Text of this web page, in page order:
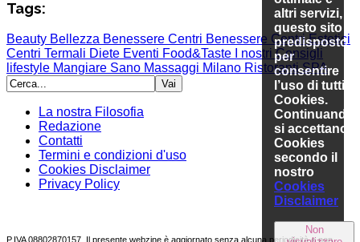
Tags:
Beauty Bellezza Benessere Centri Benessere Centri Estetici
Centri Termali Diete Eventi Food&Taste
I nostri Consigli
lifestyle Mangiare Sano Massaggi Milano RistorantiSPA
La nostra Filosofia
Redazione
Contatti
Termini e condizioni d'uso
Cookies Disclaimer
Privacy Policy
P.IVA 08802870157. Il presente webzine è aggiornato senza alcuna periodicità e non
altri servizi,
questo sito è
predisposto
per
consentire
l’uso di tutti i
Cookies.
Continuando
si accettano i
Cookies
secondo il
nostro
Cookies
Disclaimer
Non